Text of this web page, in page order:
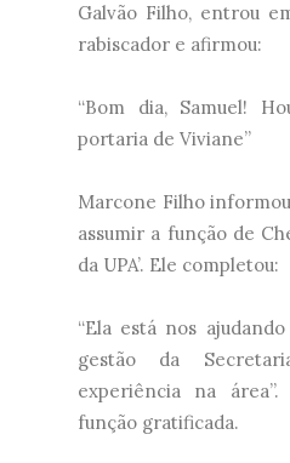
Galvão Filho, entrou
rabiscador e afirmou:
“Bom dia, Samuel!
portaria de Viviane”
Marcone Filho
assumir a função de
da UPA’. Ele completou:
“Ela está nos
gestão da
experiência na
função gratificada.